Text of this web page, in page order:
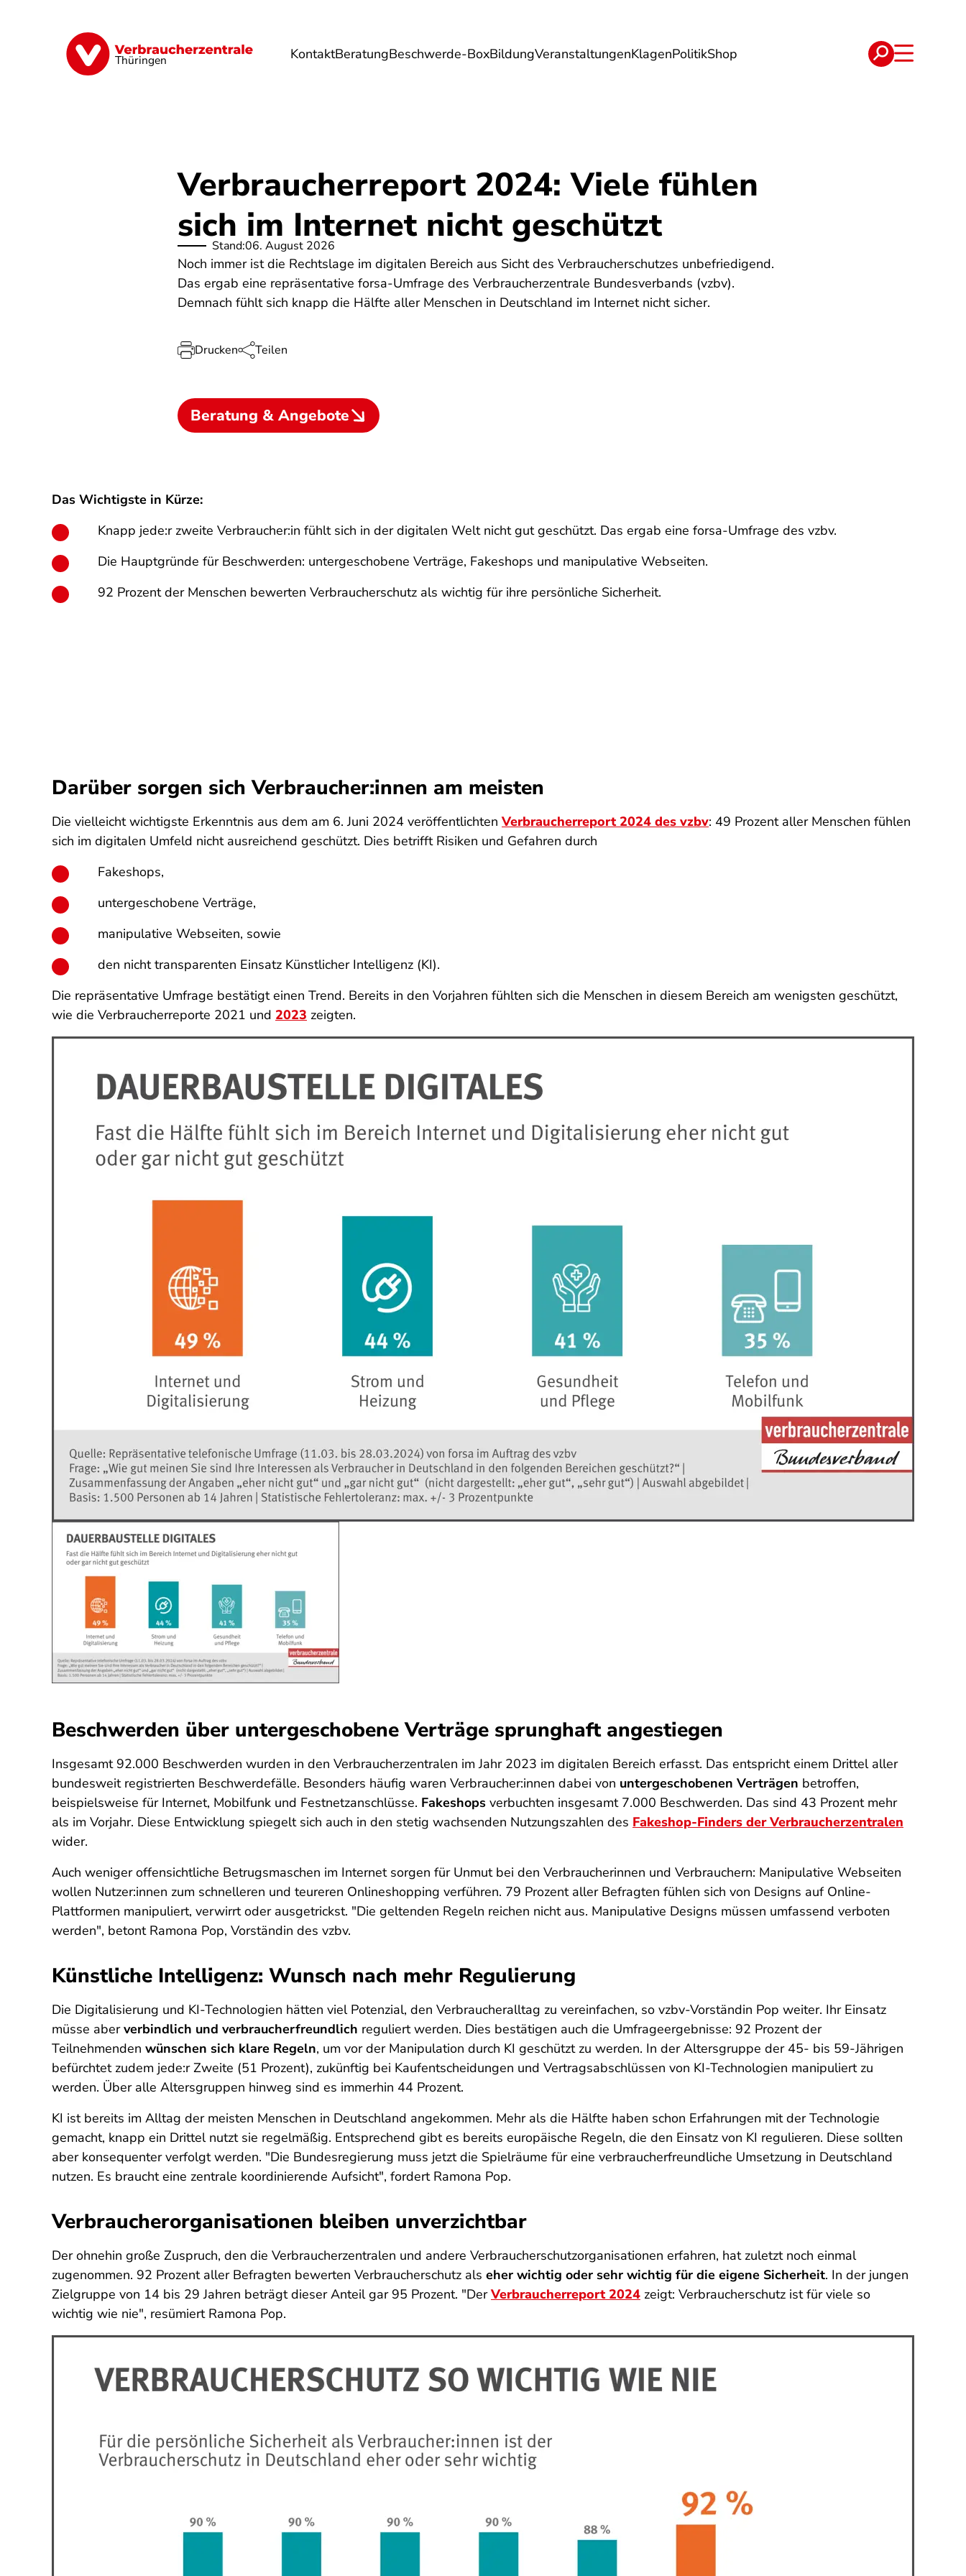
Thüringen KontaktBeratungBeschwerde-BoxBildungVeranstaltungenKlagenPolitikShop
Finanzen Digitales Lebensmittel Umwelt Gesundheit Energie Reise Verträge
Verbraucherreport 2024: Viele fühlen
sich im Internet nicht geschützt
Stand:06. August 2026
Noch immer ist die Rechtslage im digitalen Bereich aus Sicht des Verbraucherschutzes unbefriedigend.
Das ergab eine repräsentative forsa-Umfrage des Verbraucherzentrale Bundesverbands (vzbv).
Demnach fühlt sich knapp die Hälfte aller Menschen in Deutschland im Internet nicht sicher.
Drucken Teilen
Beratung & Angebote
Das Wichtigste in Kürze:
Knapp jede:r zweite Verbraucher:in fühlt sich in der digitalen Welt nicht gut geschützt. Das ergab eine forsa-Umfrage des vzbv.
Die Hauptgründe für Beschwerden: untergeschobene Verträge, Fakeshops und manipulative Webseiten.
92 Prozent der Menschen bewerten Verbraucherschutz als wichtig für ihre persönliche Sicherheit.
Darüber sorgen sich Verbraucher:innen am meisten
Die vielleicht wichtigste Erkenntnis aus dem am 6. Juni 2024 veröffentlichtenVerbraucherreport 2024 des vzbv: 49 Prozent aller Menschen fühlen
sich im digitalen Umfeld nicht ausreichend geschützt. Dies betrifft Risiken und Gefahren durch
Fakeshops,
untergeschobene Verträge,
manipulative Webseiten, sowie
den nicht transparenten Einsatz Künstlicher Intelligenz (KI).
Die repräsentative Umfrage bestätigt einen Trend. Bereits in den Vorjahren fühlten sich die Menschen in diesem Bereich am wenigsten geschützt,
wie die Verbraucherreporte 2021 und 2023 zeigten.
Beschwerden über untergeschobene Verträge sprunghaft angestiegen
Insgesamt 92.000 Beschwerden wurden in den Verbraucherzentralen im Jahr 2023 im digitalen Bereich erfasst. Das entspricht einem Drittel aller
bundesweit registrierten Beschwerdefälle. Besonders häufig waren Verbraucher:innen dabei von untergeschobenen Verträgen betroffen,
beispielsweise für Internet, Mobilfunk und Festnetzanschlüsse. Fakeshops verbuchten insgesamt 7.000 Beschwerden. Das sind 43 Prozent mehr
als im Vorjahr. Diese Entwicklung spiegelt sich auch in den stetig wachsenden Nutzungszahlen des Fakeshop-Finders der Verbraucherzentralen
wider.
Auch weniger offensichtliche Betrugsmaschen im Internet sorgen für Unmut bei den Verbraucherinnen und Verbrauchern: Manipulative Webseiten
wollen Nutzer:innen zum schnelleren und teureren Onlineshopping verführen. 79 Prozent aller Befragten fühlen sich von Designs auf Online-
Plattformen manipuliert, verwirrt oder ausgetrickst. "Die geltenden Regeln reichen nicht aus. Manipulative Designs müssen umfassend verboten
werden", betont Ramona Pop, Vorständin des vzbv.
Künstliche Intelligenz: Wunsch nach mehr Regulierung
Die Digitalisierung und KI-Technologien hätten viel Potenzial, den Verbraucheralltag zu vereinfachen, so vzbv-Vorständin Pop weiter. Ihr Einsatz
müsse aberverbindlich und verbraucherfreundlich reguliert werden. Dies bestätigen auch die Umfrageergebnisse: 92 Prozent der
Teilnehmenden wünschen sich klare Regeln, um vor der Manipulation durch KI geschützt zu werden. In der Altersgruppe der 45- bis 59-Jährigen
befürchtet zudem jede:r Zweite (51 Prozent), zukünftig bei Kaufentscheidungen und Vertragsabschlüssen von KI-Technologien manipuliert zu
werden. Über alle Altersgruppen hinweg sind es immerhin 44 Prozent.
KI ist bereits im Alltag der meisten Menschen in Deutschland angekommen. Mehr als die Hälfte haben schon Erfahrungen mit der Technologie
gemacht, knapp ein Drittel nutzt sie regelmäßig. Entsprechend gibt es bereits europäische Regeln, die den Einsatz von KI regulieren. Diese sollten
aber konsequenter verfolgt werden. "Die Bundesregierung muss jetzt die Spielräume für eine verbraucherfreundliche Umsetzung in Deutschland
nutzen. Es braucht eine zentrale koordinierende Aufsicht", fordert Ramona Pop.
Verbraucherorganisationen bleiben unverzichtbar
Der ohnehin große Zuspruch, den die Verbraucherzentralen und andere Verbraucherschutzorganisationen erfahren, hat zuletzt noch einmal
zugenommen. 92 Prozent aller Befragten bewerten Verbraucherschutz als eher wichtig oder sehr wichtig für die eigene Sicherheit. In der jungen
Zielgruppe von 14 bis 29 Jahren beträgt dieser Anteil gar 95 Prozent. "DerVerbraucherreport 2024 zeigt: Verbraucherschutz ist für viele so
wichtig wie nie", resümiert Ramona Pop.